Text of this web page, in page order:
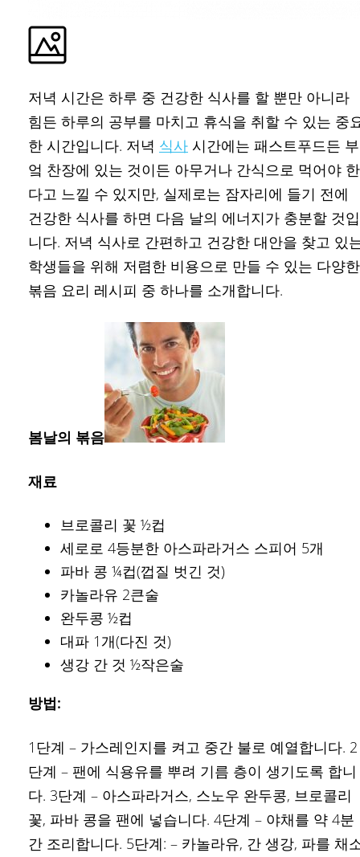
저녁 시간은 하루 중 건강한 식사를 할 뿐만 아니라
힘든 하루의 공부를 마치고 휴식을 취할 수 있는 중
한 시간입니다. 저녁 식사 시간에는 패스트푸드든 부
엌 찬장에 있는 것이든 아무거나 간식으로 먹어야 한
다고 느낄 수 있지만, 실제로는 잠자리에 들기 전에
건강한 식사를 하면 다음 날의 에너지가 충분할 것입
니다. 저녁 식사로 간편하고 건강한 대안을 찾고 있
학생들을 위해 저렴한 비용으로 만들 수 있는 다양한
볶음 요리 레시피 중 하나를 소개합니다.
봄날의 볶음
재료
브로콜리 꽃 ½컵
세로로 4등분한 아스파라거스 스피어 5개
파바 콩 ¼컵(껍질 벗긴 것)
카놀라유 2큰술
완두콩 ½컵
대파 1개(다진 것)
생강 간 것 ½작은술
방법:
1단계 – 가스레인지를 켜고 중간 불로 예열합니다. 2
단계 – 팬에 식용유를 뿌려 기름 층이 생기도록 합니
다. 3단계 – 아스파라거스, 스노우 완두콩, 브로콜리
꽃, 파바 콩을 팬에 넣습니다. 4단계 – 야채를 약 4분
간 조리합니다. 5단계: – 카놀라유, 간 생강, 파를 채